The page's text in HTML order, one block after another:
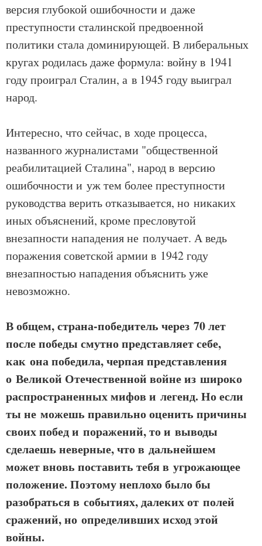
версия глубокой ошибочности и даже
преступности сталинской предвоенной
политики стала доминирующей. В либеральных
кругах родилась даже формула: войну в 1941
году проиграл Сталин, а в 1945 году выиграл
народ.
Интересно, что сейчас, в ходе процесса,
названного журналистами "общественной
реабилитацией Сталина", народ в версию
ошибочности и уж тем более преступности
руководства верить отказывается, но никаких
иных объяснений, кроме пресловутой
внезапности нападения не получает. А ведь
поражения советской армии в 1942 году
внезапностью нападения объяснить уже
невозможно.
В общем, страна-победитель через 70 лет
после победы смутно представляет себе,
как она победила, черпая представления
о Великой Отечественной войне из широко
распространенных мифов и легенд. Но если
ты не можешь правильно оценить причины
своих побед и поражений, то и выводы
сделаешь неверные, что в дальнейшем
может вновь поставить тебя в угрожающее
положение. Поэтому неплохо было бы
разобраться в событиях, далеких от полей
сражений, но определивших исход этой
войны.